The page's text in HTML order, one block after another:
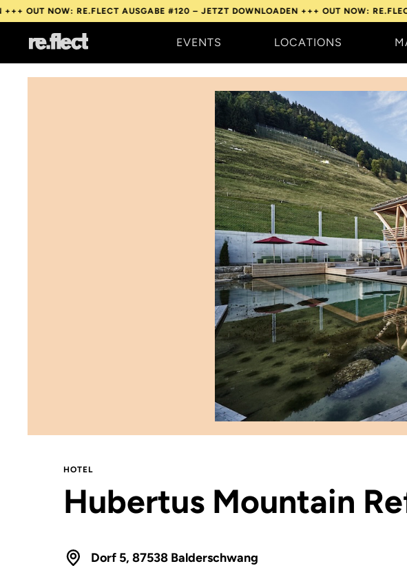
RE.FLECT AUSGABE #120 – JETZT DOWNLOADEN +++OUT NOW: RE.FLECT
EVENTS LOCATIONS
HOTEL
Hubertus Mountain
Dorf 5, 87538 Balderschwang